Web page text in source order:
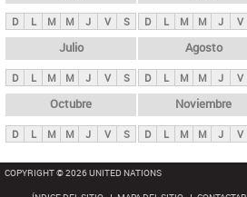
i
p
a
l
s
D L M M J V S D L M M J V
Julio
D L M M J V S
Agosto
D L M M J V
Octubre
D L M M J V S
Noviembre
D L M M J V
COPYRIGHT © 2026 UNITED NATIONS